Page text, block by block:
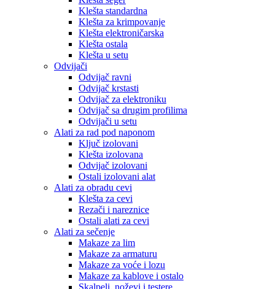
Klešta standardna
Klešta za krimpovanje
Klešta elektroničarska
Klešta ostala
Klešta u setu
Odvijači
Odvijač ravni
Odvijač krstasti
Odvijač za elektroniku
Odvijač sa drugim profilima
Odvijači u setu
Alati za rad pod naponom
Ključ izolovani
Klešta izolovana
Odvijač izolovani
Ostali izolovani alat
Alati za obradu cevi
Klešta za cevi
Rezači i nareznice
Ostali alati za cevi
Alati za sečenje
Makaze za lim
Makaze za armaturu
Makaze za voće i lozu
Makaze za kablove i ostalo